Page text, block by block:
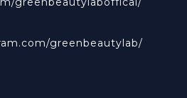
greenbeautylab/